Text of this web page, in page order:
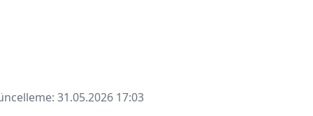
31.05.2026 17:03